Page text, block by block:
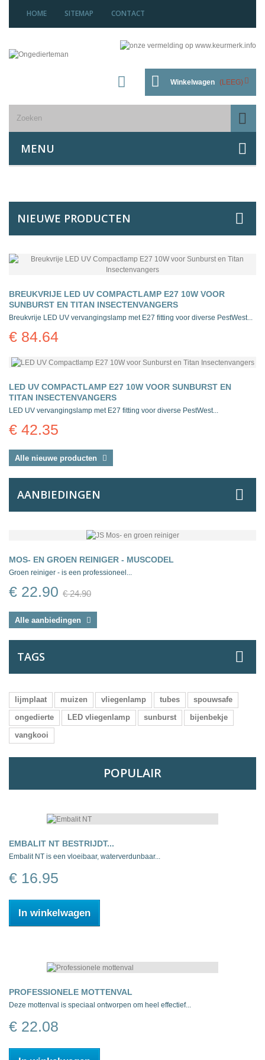
HOME SITEMAP CONTACT
Winkelwagen (LEEG)
MENU
NIEUWE PRODUCTEN
BREUKVRIJE LED UV COMPACTLAMP E27 10W VOOR
SUNBURST EN TITAN INSECTENVANGERS
Breukvrije LED UV vervangingslamp met E27 fitting voor diverse PestWest...
€ 84.64
LED UV COMPACTLAMP E27 10W VOOR SUNBURST EN
TITAN INSECTENVANGERS
LED UV vervangingslamp met E27 fitting voor diverse PestWest...
€ 42.35
Alle nieuwe producten
AANBIEDINGEN
MOS- EN GROEN REINIGER - MUSCODEL
Groen reiniger - is een professioneel...
€ 22.90 € 24.90
Alle aanbiedingen
TAGS
lijmplaat muizen vliegenlamp tubes
spouwsafe
ongedierte
LED vliegenlamp sunburst
bijenbekje
vangkooi
POPULAIR
EMBALIT NT BESTRIJDT...
Embalit NT is een vloeibaar, waterverdunbaar...
€ 16.95
In winkelwagen
PROFESSIONELE MOTTENVAL
Deze mottenval is speciaal ontworpen om heel effectief...
€ 22.08